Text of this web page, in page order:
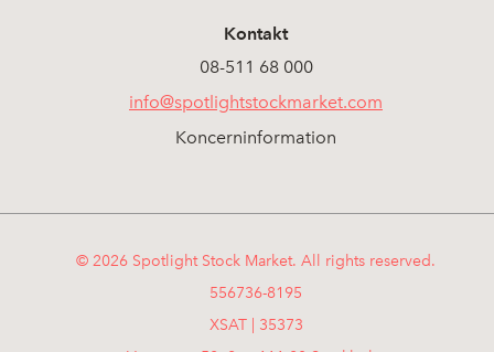
Kontakt
08-511 68 000
info@spotlightstockmarket.com
Koncerninformation
© 2026 Spotlight Stock Market. All rights reserved.
556736-8195
XSAT | 35373